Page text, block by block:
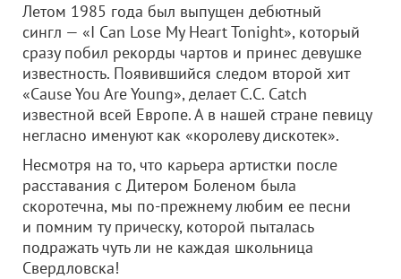
Летом 1985 года был выпущен дебютный
сингл — «I Can Lose My Heart Tonight», который
сразу побил рекорды чартов и принес девушке
известность. Появившийся следом второй хит
«Сause You Are Young», делает C.C. Catch
известной всей Европе. А в нашей стране певицу
негласно именуют как «королеву дискотек».
Несмотря на то, что карьера артистки после
расставания с Дитером Боленом была
скоротечна, мы по-прежнему любим ее песни
и помним ту прическу, которой пыталась
подражать чуть ли не каждая школьница
Свердловска!